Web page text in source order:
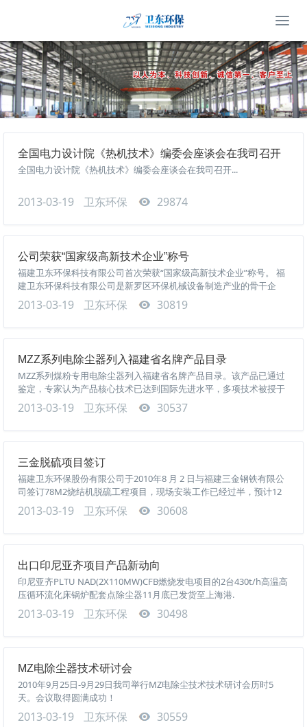
全国电力设计院《热机技术》编委会座谈会在我司召开
全国电力设计院《热机技术》编委会座谈会在我司召开...
2013-03-19 卫东环保 29874
公司荣获“国家级高新技术企业”称号
福建卫东环保科技有限公司首次荣获“国家级高新技术企业”称号。 福
建卫东环保科技有限公司是新罗区环保机械设备制造产业的骨干企
业，于2003年获“省级高新技术企业”称号，公司于2002年入驻...
2013-03-19 卫东环保 30819
MZZ系列电除尘器列入福建省名牌产品目录
MZZ系列煤粉专用电除尘器列入福建省名牌产品目录。该产品已通过
鉴定，专家认为产品核心技术已达到国际先进水平，多项技术被授于
国家专利技术。被中国电力规划总院及中国电能成套设备有限公司列
入600MW、300MW和200MW机...
2013-03-19 卫东环保 30537
三金脱硫项目签订
福建卫东环保股份有限公司于2010年8 月 2 日与福建三金钢铁有限公
司签订78M2烧结机脱硫工程项目，现场安装工作已经过半，预计12
月底可以开始预调试。
2013-03-19 卫东环保 30608
出口印尼亚齐项目产品新动向
印尼亚齐PLTU NAD(2X110MW)CFB燃烧发电项目的2台430t/h高温高
压循环流化床锅炉配套点除尘器11月底已发货至上海港.
2013-03-19 卫东环保 30498
MZ电除尘器技术研讨会
2010年9月25日-9月29日我司举行MZ电除尘技术技术研讨会历时5
天。会议取得圆满成功！
2013-03-19 卫东环保 30559